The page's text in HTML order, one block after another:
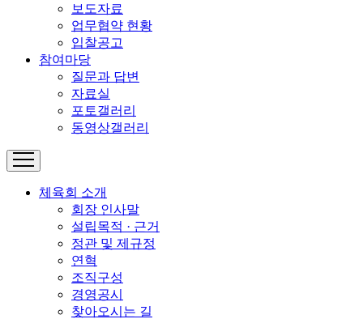
보도자료
업무협약 현황
입찰공고
참여마당
질문과 답변
자료실
포토갤러리
동영상갤러리
체육회 소개
회장 인사말
설립목적 · 근거
정관 및 제규정
연혁
조직구성
경영공시
찾아오시는 길